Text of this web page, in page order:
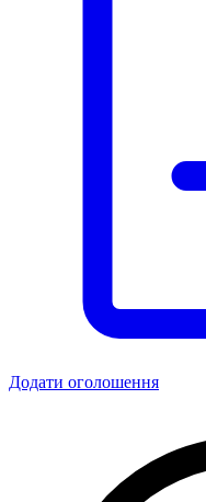
Додати оголошення